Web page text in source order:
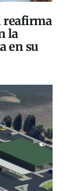
reafirma
la
en su